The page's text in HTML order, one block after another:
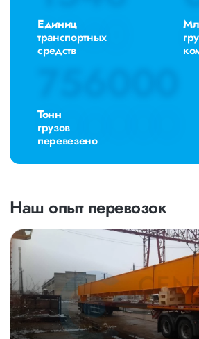
Единиц
транспортных
средств
Тонн
грузов
перевезено
Наш опыт перевозок